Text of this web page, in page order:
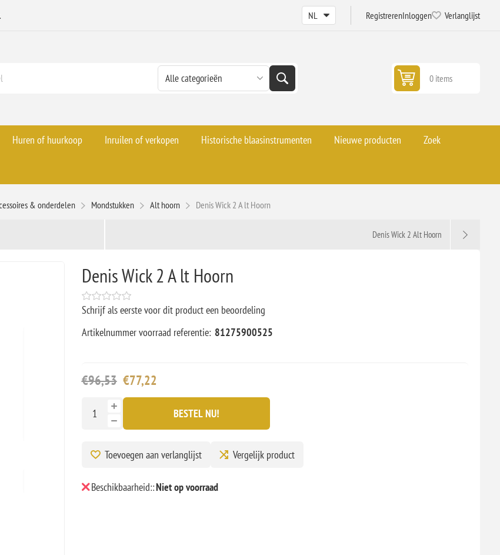
RegistrerenInloggen Verlanglijst
0 items
Huren of huurkoop Inruilen of verkopen Historische blaasinstrumenten Nieuwe producten Zoek
& onderdelen Mondstukken Alt hoorn Denis Wick 2 A lt Hoorn
Denis Wick 2 Alt Hoorn
Denis Wick 2 A lt Hoorn
Schrijf als eerste voor dit product een beoordeling
Artikelnummer voorraad referentie: 81275900525
€96,53 €77,22
BESTEL NU!
Toevoegen aan verlanglijst Vergelijk product
Beschikbaarheid::Niet op voorraad